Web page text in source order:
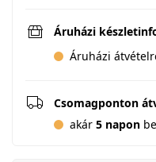
Áruházi
Áruházi
Csomagponton
akár 5 napon